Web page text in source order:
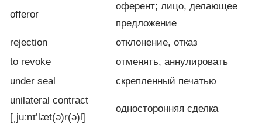
offeror
оферент; лицо, делающее
предложение
rejection
отклонение, отказ
to revoke
отменять, аннулировать
under seal
скрепленный печатью
unilateral contract
[ˌjuːnɪ’læt(ə)r(ə)l]
односторонняя сделка